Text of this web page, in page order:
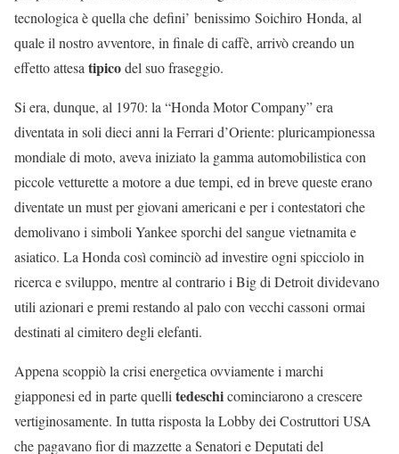
tecnologica è quella che defini’ benissimo Soichiro Honda, al
quale il nostro avventore, in finale di caffè, arrivò creando un
effetto attesa tipicodel suo fraseggio.
Si era, dunque, al 1970: la “Honda Motor Company” era
diventata in soli dieci anni la Ferrari d’Oriente: pluricampionessa
mondiale di moto, aveva iniziato la gamma automobilistica con
piccole vetturette a motore a due tempi, ed in breve queste erano
diventate un must per giovani americani e per i contestatori che
demolivano i simboli Yankee sporchi del sangue vietnamita e
asiatico. La Honda così cominciò ad investire ogni spicciolo in
ricerca e sviluppo, mentre al contrario i Big di Detroit dividevano
utili azionari e premi restando al palo con vecchi cassoni ormai
destinati al cimitero degli elefanti.
Appena scoppiò la crisi energetica ovviamente i marchi
giapponesi ed in parte quelli tedeschicominciarono a crescere
vertiginosamente. In tutta risposta la Lobby dei Costruttori USA
che pagavano fior di mazzette a Senatori e Deputati del